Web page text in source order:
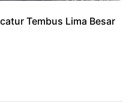
Tembus Lima Besar